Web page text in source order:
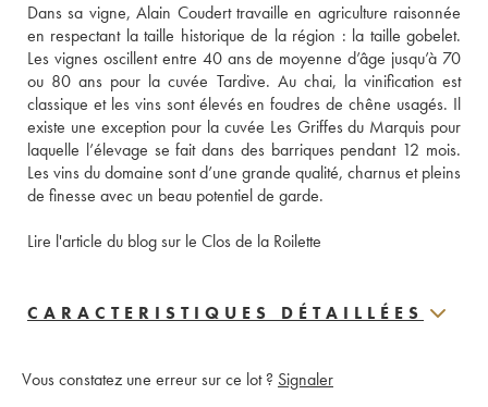
Dans sa vigne, Alain Coudert travaille en agriculture raisonnée
en respectant la taille historique de la région : la taille gobelet.
Les vignes oscillent entre 40 ans de moyenne d’âge jusqu’à 70
ou 80 ans pour la cuvée Tardive. Au chai, la vinification est
classique et les vins sont élevés en foudres de chêne usagés. Il
existe une exception pour la cuvée Les Griffes du Marquis pour
laquelle l’élevage se fait dans des barriques pendant 12 mois.
Les vins du domaine sont d’une grande qualité, charnus et pleins
de finesse avec un beau potentiel de garde.
Lire l'article du blog sur le Clos de la Roilette
CARACTERISTIQUES DÉTAILLÉES
Vous constatez une erreur sur ce lot ? Signaler